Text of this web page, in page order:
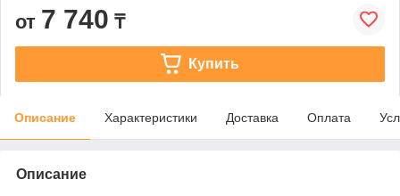
от 7 740 ₸
Купить
Описание Характеристики Доставка Оплата
Описание